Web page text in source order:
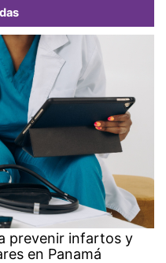
prevenir infartos y
en Panamá